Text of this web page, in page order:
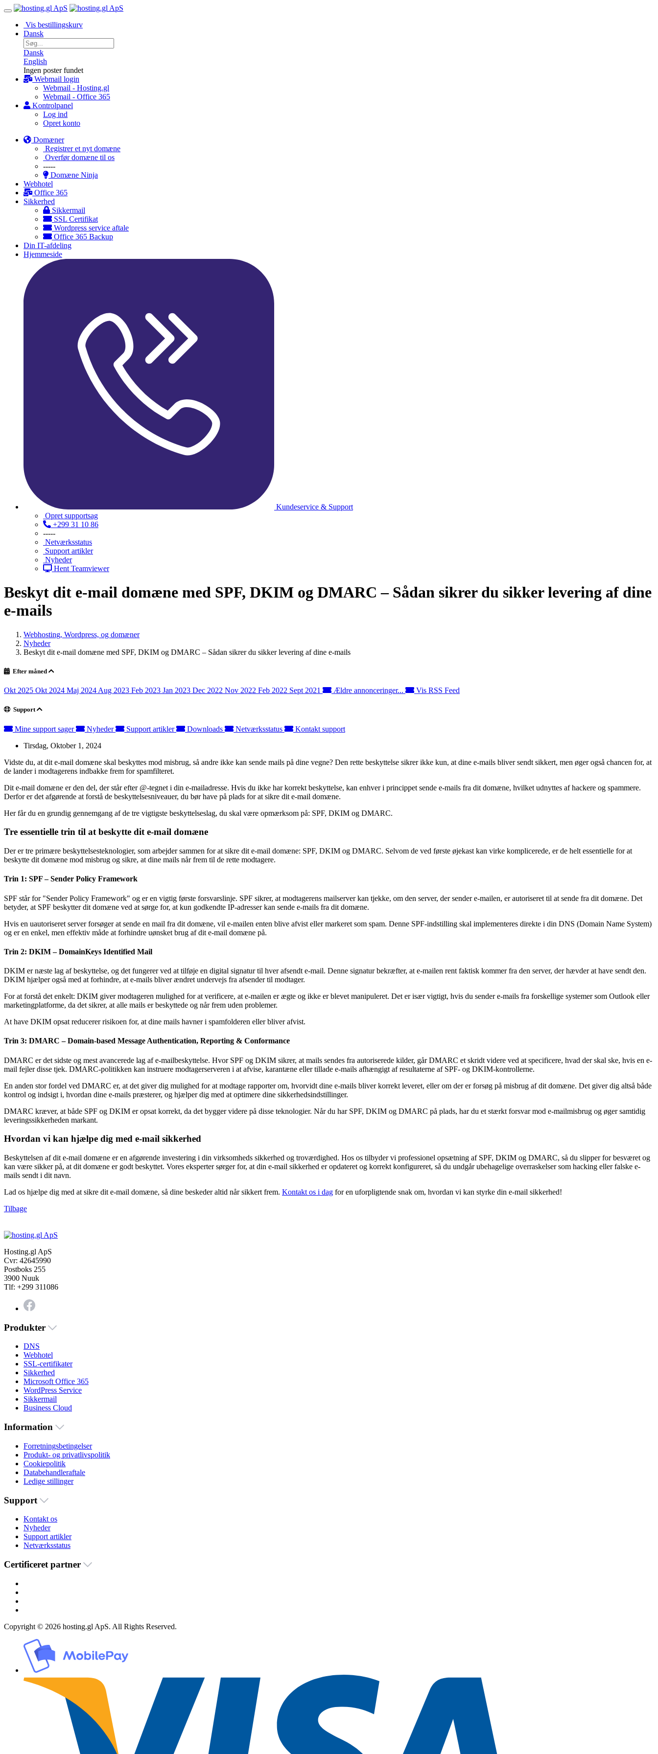
Vis bestillingskurv
Dansk
Dansk
English
Ingen poster fundet
Webmail login
Webmail - Hosting.gl
Webmail - Office 365
Kontrolpanel
Log ind
Opret konto
Domæner
Registrer et nyt domæne
Overfør domæne til os
-----
Domæne Ninja
Webhotel
Office 365
Sikkerhed
Sikkermail
SSL Certifikat
Wordpress service aftale
Office 365 Backup
Din IT-afdeling
Hjemmeside
Kundeservice & Support
Opret supportsag
+299 31 10 86
-----
Netværksstatus
Support artikler
Nyheder
Hent Teamviewer
Beskyt dit e-mail domæne med SPF, DKIM og DMARC – Sådan sikrer du sikker levering af dine
e-mails
Webhosting, Wordpress, og domæner
Nyheder
Beskyt dit e-mail domæne med SPF, DKIM og DMARC – Sådan sikrer du sikker levering af dine e-mails
Efter måned
Okt 2025 Okt 2024 Maj 2024 Aug 2023 Feb 2023 Jan 2023 Dec 2022 Nov 2022 Feb 2022 Sept 2021 Ældre annonceringer... Vis RSS Feed
Support
Mine support sager Nyheder Support artikler Downloads Netværksstatus
Kontakt support
Tirsdag, Oktober 1, 2024
Vidste du, at dit e-mail domæne skal beskyttes mod misbrug, så andre ikke kan sende mails på dine vegne? Den rette beskyttelse sikrer ikke kun, at dine e-mails bliver sendt sikkert, men øger også chancen for, at
de lander i modtagerens indbakke frem for spamfilteret.
Dit e-mail domæne er den del, der står efter @-tegnet i din e-mailadresse. Hvis du ikke har korrekt beskyttelse, kan enhver i princippet sende e-mails fra dit domæne, hvilket udnyttes af hackere og spammere.
Derfor er det afgørende at forstå de beskyttelsesniveauer, du bør have på plads for at sikre dit e-mail domæne.
Her får du en grundig gennemgang af de tre vigtigste beskyttelseslag, du skal være opmærksom på: SPF, DKIM og DMARC.
Tre essentielle trin til at beskytte dit e-mail domæne
Der er tre primære beskyttelsesteknologier, som arbejder sammen for at sikre dit e-mail domæne: SPF, DKIM og DMARC. Selvom de ved første øjekast kan virke komplicerede, er de helt essentielle for at
beskytte dit domæne mod misbrug og sikre, at dine mails når frem til de rette modtagere.
Trin 1: SPF – Sender Policy Framework
SPF står for "Sender Policy Framework" og er en vigtig første forsvarslinje. SPF sikrer, at modtagerens mailserver kan tjekke, om den server, der sender e-mailen, er autoriseret til at sende fra dit domæne. Det
betyder, at SPF beskytter dit domæne ved at sørge for, at kun godkendte IP-adresser kan sende e-mails fra dit domæne.
Hvis en uautoriseret server forsøger at sende en mail fra dit domæne, vil e-mailen enten blive afvist eller markeret som spam. Denne SPF-indstilling skal implementeres direkte i din DNS (Domain Name System)
og er en enkel, men effektiv måde at forhindre uønsket brug af dit e-mail domæne på.
Trin 2: DKIM – DomainKeys Identified Mail
DKIM er næste lag af beskyttelse, og det fungerer ved at tilføje en digital signatur til hver afsendt e-mail. Denne signatur bekræfter, at e-mailen rent faktisk kommer fra den server, der hævder at have sendt den.
DKIM hjælper også med at forhindre, at e-mails bliver ændret undervejs fra afsender til modtager.
For at forstå det enkelt: DKIM giver modtageren mulighed for at verificere, at e-mailen er ægte og ikke er blevet manipuleret. Det er især vigtigt, hvis du sender e-mails fra forskellige systemer som Outlook eller
marketingplatforme, da det sikrer, at alle mails er beskyttede og når frem uden problemer.
At have DKIM opsat reducerer risikoen for, at dine mails havner i spamfolderen eller bliver afvist.
Trin 3: DMARC – Domain-based Message Authentication, Reporting & Conformance
DMARC er det sidste og mest avancerede lag af e-mailbeskyttelse. Hvor SPF og DKIM sikrer, at mails sendes fra autoriserede kilder, går DMARC et skridt videre ved at specificere, hvad der skal ske, hvis en e-
mail fejler disse tjek. DMARC-politikken kan instruere modtagerserveren i at afvise, karantæne eller tillade e-mails afhængigt af resultaterne af SPF- og DKIM-kontrollerne.
En anden stor fordel ved DMARC er, at det giver dig mulighed for at modtage rapporter om, hvorvidt dine e-mails bliver korrekt leveret, eller om der er forsøg på misbrug af dit domæne. Det giver dig altså både
kontrol og indsigt i, hvordan dine e-mails præsterer, og hjælper dig med at optimere dine sikkerhedsindstillinger.
DMARC kræver, at både SPF og DKIM er opsat korrekt, da det bygger videre på disse teknologier. Når du har SPF, DKIM og DMARC på plads, har du et stærkt forsvar mod e-mailmisbrug og øger samtidig
leveringssikkerheden markant.
Hvordan vi kan hjælpe dig med e-mail sikkerhed
Beskyttelsen af dit e-mail domæne er en afgørende investering i din virksomheds sikkerhed og troværdighed. Hos os tilbyder vi professionel opsætning af SPF, DKIM og DMARC, så du slipper for besværet og
kan være sikker på, at dit domæne er godt beskyttet. Vores eksperter sørger for, at din e-mail sikkerhed er opdateret og korrekt konfigureret, så du undgår ubehagelige overraskelser som hacking eller falske e-
mails sendt i dit navn.
Lad os hjælpe dig med at sikre dit e-mail domæne, så dine beskeder altid når sikkert frem. Kontakt os i dag for en uforpligtende snak om, hvordan vi kan styrke din e-mail sikkerhed!
Tilbage
Hosting.gl ApS
Cvr: 42645990
Postboks 255
3900 Nuuk
Tlf: +299 311086
Produkter
DNS
Webhotel
SSL-certifikater
Sikkerhed
Microsoft Office 365
WordPress Service
Sikkermail
Business Cloud
Information
Forretningsbetingelser
Produkt- og privatlivspolitik
Cookiepolitik
Databehandleraftale
Ledige stillinger
Support
Kontakt os
Nyheder
Support artikler
Netværksstatus
Certificeret partner
Copyright © 2026 hosting.gl ApS. All Rights Reserved.